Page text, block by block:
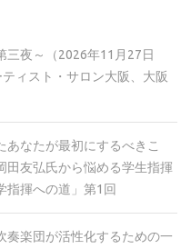
三夜～（2026年11月27日
ィスト・サロン大阪、大阪
あなたが最初にするべきこ
田友弘氏から悩める学生指揮
指揮への道」第1回
奏楽団が活性化するための一